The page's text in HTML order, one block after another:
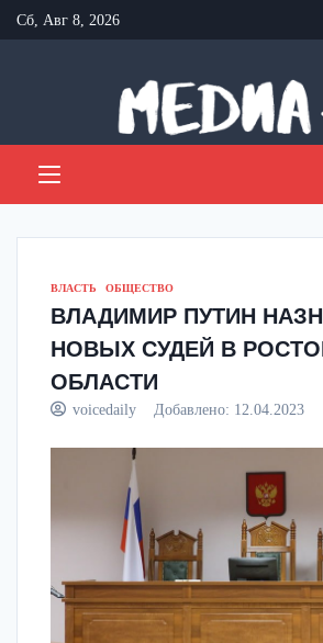
Перейти
к
Сб, Авг 8, 2026
ВЛАСТЬ ОБЩЕСТВО
ВЛАДИМИР ПУТИН
НОВЫХ СУДЕЙ В
ОБЛАСТИ
voicedaily Добавлено: 12.04.2023